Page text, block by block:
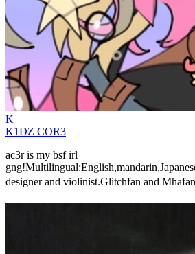
K
K1DZ COR3
ac3r is my bsf irl
designer and violinist.Glitchfan and